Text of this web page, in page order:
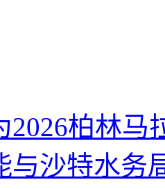
2026柏林马
与沙特水务